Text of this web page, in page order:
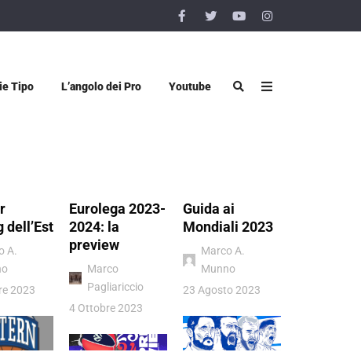
Tipo L’angolo dei Pro Youtube
dell’Est
A.
2023
Eurolega 2023-
2024: la
preview
Marco
Pagliariccio
4 Ottobre 2023
Guida ai
Mondiali 2023
Marco A.
Munno
23 Agosto 2023